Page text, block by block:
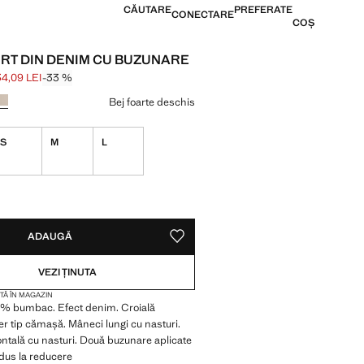
CĂUTARECONECTAREPREFERATE
COȘ
DIN DENIM CU BUZUNARE
[199,99 LEI ]
LEI ]
LEI-33 %
Bej foarte deschis
dar îl vreau!
S M L
ADAUGĂ SALVEAZĂ CA PREFERAT
VEZI ȚINUTA
ÎN MAGAZIN
bumbac. Efect denim. Croială
tip cămașă. Mâneci lungi cu nasturi.
cu nasturi. Două buzunare aplicate
la reducere